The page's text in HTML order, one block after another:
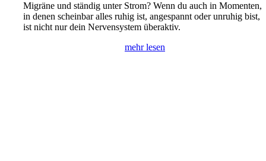
Migräne und ständig unter Strom? Wenn du auch in Momenten,
in denen scheinbar alles ruhig ist, angespannt oder unruhig bist,
ist nicht nur dein Nervensystem überaktiv.
mehr lesen